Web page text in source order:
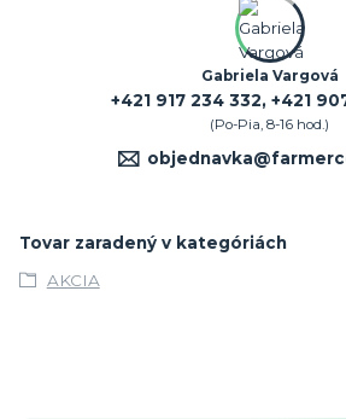
Gabriela Vargová
+421 917 234 332, +421
(Po-Pia, 8-16 hod.)
Tovar zaradený v kategóriách
AKCIA